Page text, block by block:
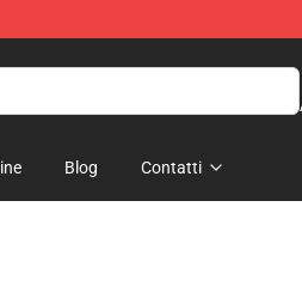
Blog Contatti